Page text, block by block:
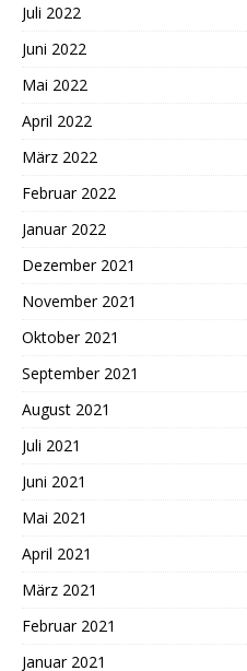
Juli 2022
Juni 2022
Mai 2022
April 2022
März 2022
Februar 2022
Januar 2022
Dezember 2021
November 2021
Oktober 2021
September 2021
August 2021
Juli 2021
Juni 2021
Mai 2021
April 2021
März 2021
Februar 2021
Januar 2021